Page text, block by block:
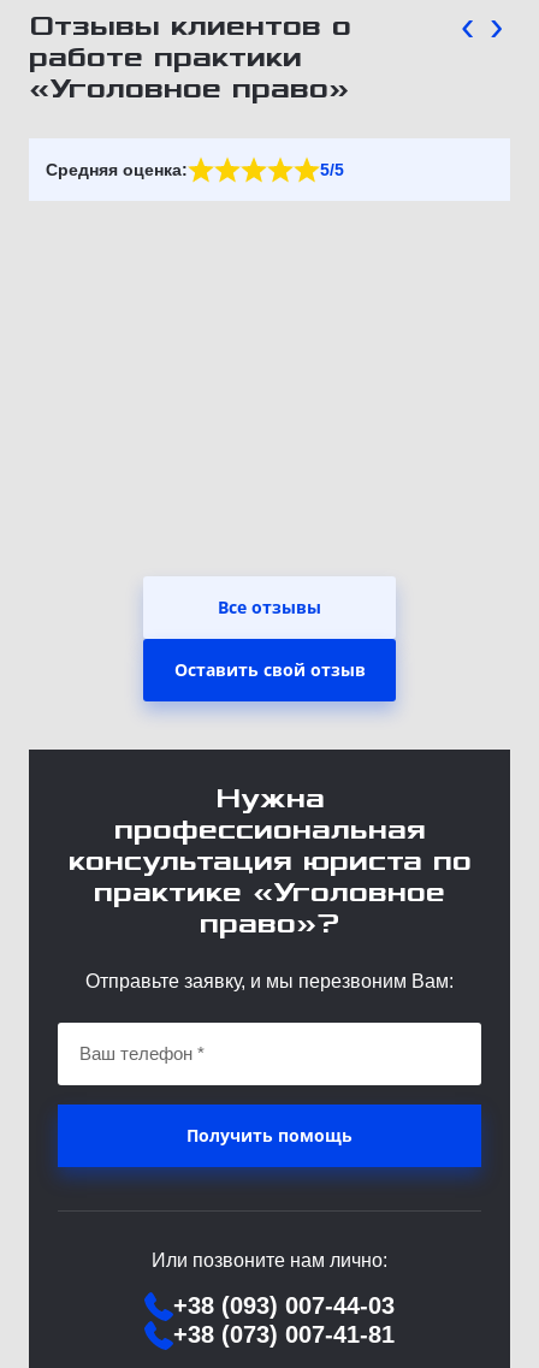
Отзывы клиентов о
работе практики
«Уголовное право»
‹ ›
Средняя оценка: 5/5
Все отзывы
Оставить свой отзыв
Нужна
профессиональная
консультация юриста по
практике «Уголовное
право»?
Отправьте заявку, и мы перезвоним Вам:
Получить помощь
Или позвоните нам лично:
+38 (093) 007-44-03
+38 (073) 007-41-81